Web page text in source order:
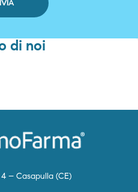
di noi
– Casapulla (CE)